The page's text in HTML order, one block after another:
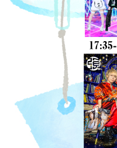
SCHEDULE
PROFILE